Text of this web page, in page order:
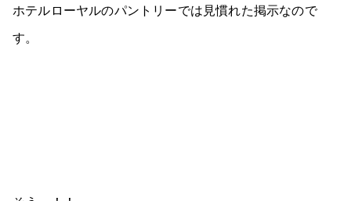
ホテルローヤルのパントリーでは見慣れた掲示なので
す。